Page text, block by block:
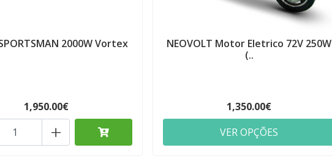
2000W Vortex
1,950.00€
+
NEOVOLT Motor Eletrico 72V 250W
(..
1,350.00€
VER OPÇÕES